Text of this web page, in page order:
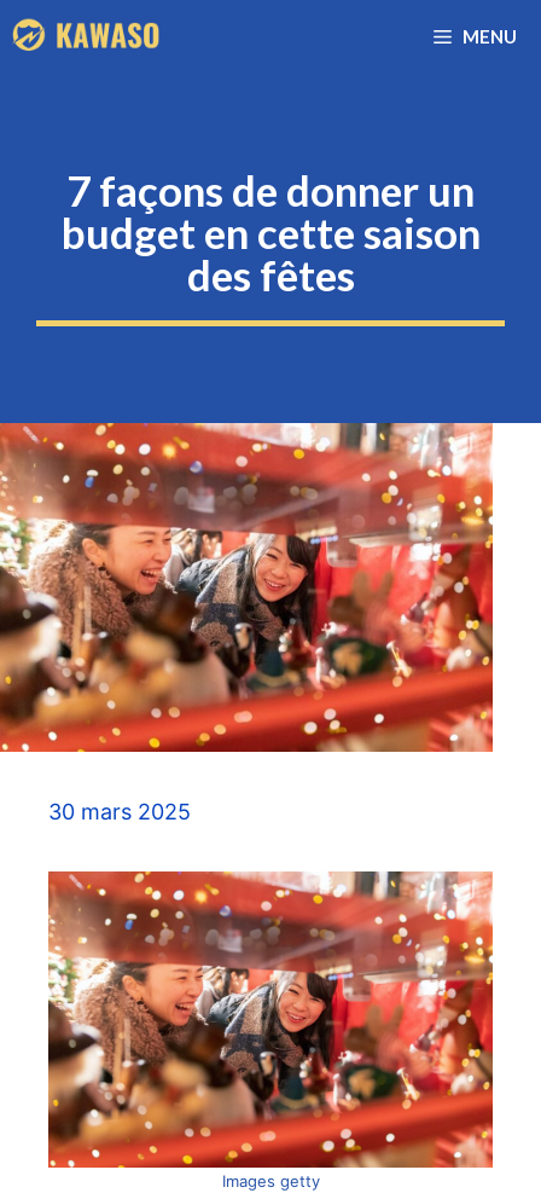
Aller
au
MENU
7 façons de donner un
budget en cette saison
des fêtes
30 mars 2025
Images getty